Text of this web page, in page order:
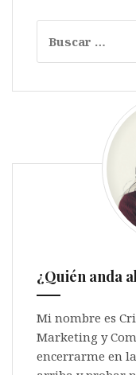
¿Quién anda
Mi nombre es
Marketing y
encerrarme en